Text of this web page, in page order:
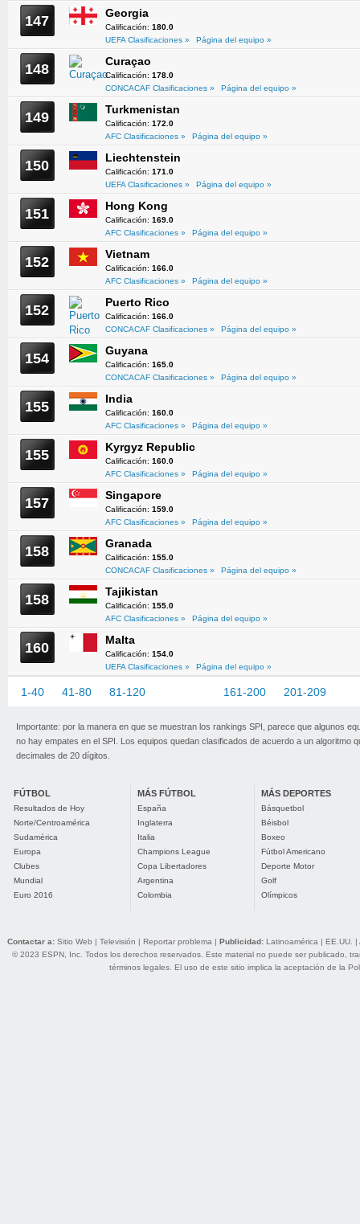
147 Georgia
Calificación: 180.0
UEFA Clasificaciones »
Página del equipo »
148 Curaçao
Calificación: 178.0
CONCACAF Clasificaciones »
Página del equipo »
149 Turkmenistan
Calificación: 172.0
AFC Clasificaciones »
Página del equipo »
150 Liechtenstein
Calificación: 171.0
UEFA Clasificaciones »
Página del equipo »
151 Hong Kong
Calificación: 169.0
AFC Clasificaciones »
Página del equipo »
152 Vietnam
Calificación: 166.0
AFC Clasificaciones »
Página del equipo »
152 Puerto Rico
Calificación: 166.0
CONCACAF Clasificaciones »
Página del equipo »
154 Guyana
Calificación: 165.0
CONCACAF Clasificaciones »
Página del equipo »
155 India
Calificación: 160.0
AFC Clasificaciones »
Página del equipo »
155 Kyrgyz Republic
Calificación: 160.0
AFC Clasificaciones »
Página del equipo »
157 Singapore
Calificación: 159.0
AFC Clasificaciones »
Página del equipo »
158 Granada
Calificación: 155.0
CONCACAF Clasificaciones »
Página del equipo »
158 Tajikistan
Calificación: 155.0
AFC Clasificaciones »
Página del equipo »
160 Malta
Calificación: 154.0
UEFA Clasificaciones »
Página del equipo »
1-40 41-80 81-120 161-200 201-209
Importante: por la manera en que se muestran los rankings SPI, parece que algunos
no hay empates en el SPI. Los equipos quedan clasificados de acuerdo a un algoritmo
decimales de 20 dígitos.
FÚTBOL
Resultados de Hoy
Norte/Centroamérica
Sudamérica
Europa
Clubes
Mundial
Euro 2016
MÁS FÚTBOL
España
Inglaterra
Italia
Champions League
Copa Libertadores
Argentina
Colombia
MÁS DEPORTES
Básquetbol
Béisbol
Boxeo
Fútbol Americano
Deporte Motor
Golf
Olímpicos
Contactar a: Sitio Web | Televisión | Reportar problema | Publicidad: Latinoamérica | EE.UU. |
© 2023 ESPN, Inc. Todos los derechos reservados. Este material no puede ser publicado,
términos legales. El uso de este sitio implica la aceptación de la